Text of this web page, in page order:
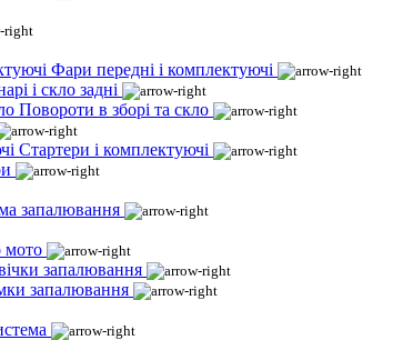
Фари передні і комплектуючі
і скло задні
Повороти в зборі та скло
Стартери і комплектуючі
запалювання
мото
запалювання
запалювання